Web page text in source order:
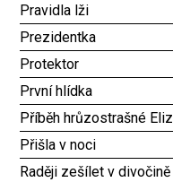
Pravidla lži
Prezidentka
Protektor
První hlídka
Příběh hrůzostrašné Eliz
Přišla v noci
Raději zešílet v divočině